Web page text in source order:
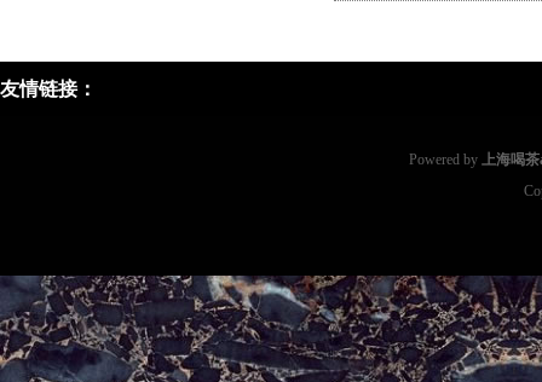
友情链接：
Powered by 上海喝